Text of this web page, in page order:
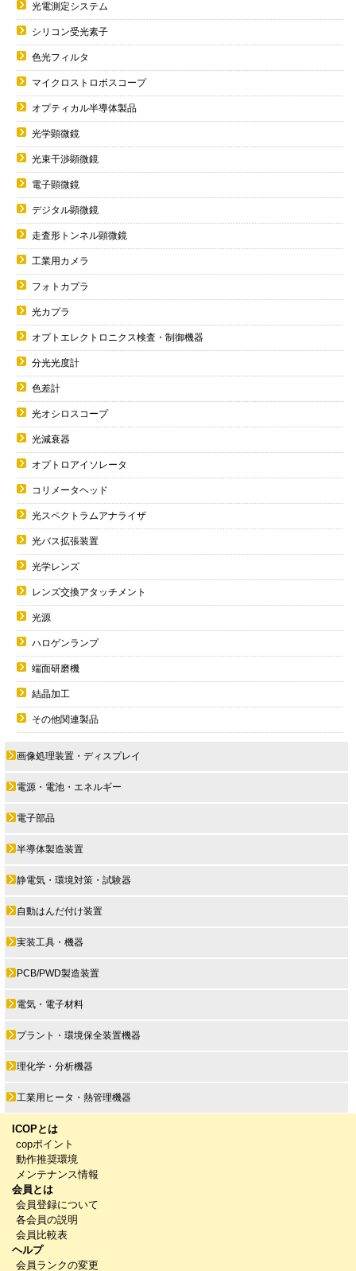
光電測定システム
シリコン受光素子
色光フィルタ
マイクロストロボスコープ
オプティカル半導体製品
光学顕微鏡
光束干渉顕微鏡
電子顕微鏡
デジタル顕微鏡
走査形トンネル顕微鏡
工業用カメラ
フォトカプラ
光カプラ
オプトエレクトロニクス検査・制御機器
分光光度計
色差計
光オシロスコープ
光減衰器
オプトロアイソレータ
コリメータヘッド
光スペクトラムアナライザ
光バス拡張装置
光学レンズ
レンズ交換アタッチメント
光源
ハロゲンランプ
端面研磨機
結晶加工
その他関連製品
画像処理装置・ディスプレイ
電源・電池・エネルギー
電子部品
半導体製造装置
静電気・環境対策・試験器
自動はんだ付け装置
実装工具・機器
PCB/PWD製造装置
電気・電子材料
プラント・環境保全装置機器
理化学・分析機器
工業用ヒータ・熱管理機器
ICOPとは
copポイント
動作推奨環境
メンテナンス情報
会員とは
会員登録について
各会員の説明
会員比較表
ヘルプ
会員ランクの変更